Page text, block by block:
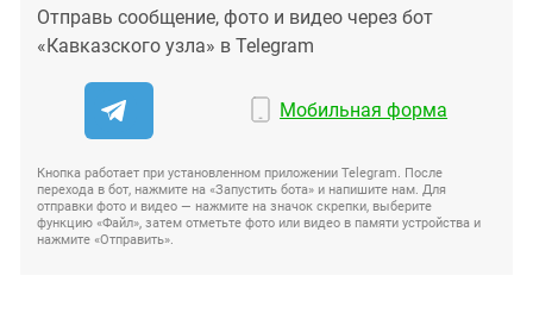
Отправь сообщение, фото и видео через бот
«Кавказского узла» в Telegram
Мобильная форма
Кнопка работает при установленном приложении Telegram. После
перехода в бот, нажмите на «Запустить бота» и напишите нам. Для
отправки фото и видео — нажмите на значок скрепки, выберите
функцию «Файл», затем отметьте фото или видео в памяти устройства и
нажмите «Отправить».